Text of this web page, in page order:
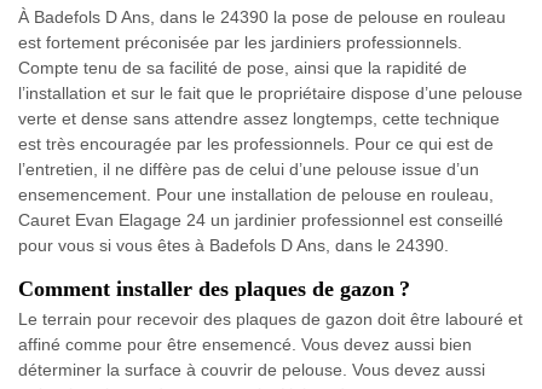
À Badefols D Ans, dans le 24390 la pose de pelouse en rouleau
est fortement préconisée par les jardiniers professionnels.
Compte tenu de sa facilité de pose, ainsi que la rapidité de
l’installation et sur le fait que le propriétaire dispose d’une pelouse
verte et dense sans attendre assez longtemps, cette technique
est très encouragée par les professionnels. Pour ce qui est de
l’entretien, il ne diffère pas de celui d’une pelouse issue d’un
ensemencement. Pour une installation de pelouse en rouleau,
Cauret Evan Elagage 24 un jardinier professionnel est conseillé
pour vous si vous êtes à Badefols D Ans, dans le 24390.
Comment installer des plaques de gazon ?
Le terrain pour recevoir des plaques de gazon doit être labouré et
affiné comme pour être ensemencé. Vous devez aussi bien
déterminer la surface à couvrir de pelouse. Vous devez aussi